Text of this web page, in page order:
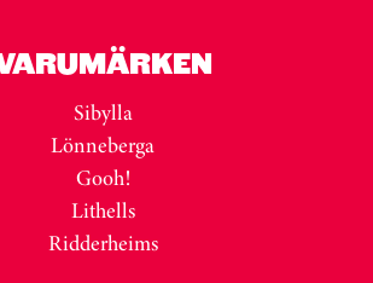
Sibylla
Lönneberga
Gooh!
Lithells
Ridderheims